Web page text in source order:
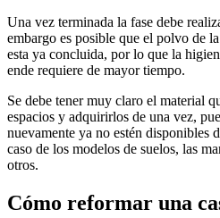
Una vez terminada la fase debe
embargo es posible que el polvo de
esta ya concluida, por lo que la
ende requiere de mayor tiempo.
Se debe tener muy claro el material
espacios y adquirirlos de una vez,
nuevamente ya no estén disponibles
caso de los modelos de suelos, las
otros.
Cómo reformar una